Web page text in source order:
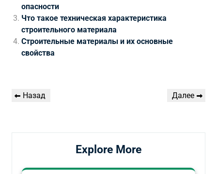
опасности
Что такое техническая характеристика
строительного материала
Строительные материалы и их основные
свойства
Навигация
Предыдущая
Назад
Следующая
Далее
Explore More